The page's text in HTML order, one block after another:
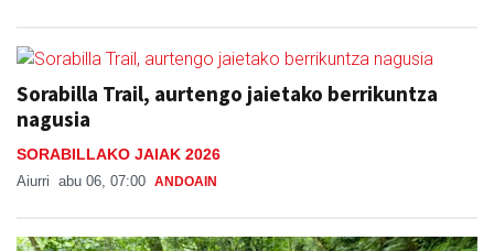
Sorabilla Trail, aurtengo jaietako berrikuntza
nagusia
SORABILLAKO JAIAK 2026
Aiurri abu 06, 07:00 ANDOAIN